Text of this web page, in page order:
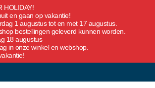
HOLIDAY!
en gaan op vakantie!
1 augustus tot en met 17 augustus.
bestellingen geleverd kunnen worden.
18 augustus
in onze winkel en webshop.